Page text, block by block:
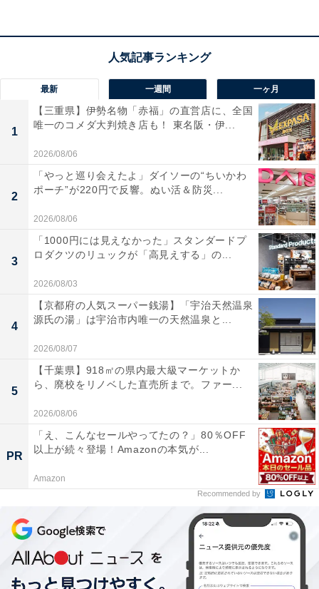
宿泊者からは「夕食の会席料理、朝食のバイキングどち
らも大変美味しかったです」「お風呂も泉質が良く癒さ
れました。小露天風呂が意外と景観が良くオススメ」と
いう声があがっています。黒部峡谷の絶景を眺めながら
寛ぎたい人や、こだわりの温泉と美味しい料理を味わい
たい人におすすめの宿です。
あわせて読みたい
【氷見温泉郷の人気ホテル】「なだうら温泉
元湯 磯波風」は源泉かけ流しの湯と日本海の
絶景が魅力
※掲載されている情報は記事公開時のものです。あらか
じめご了承ください。また、記事中の宿泊プランを予約
すると、売上の一部がオールアバウトに還元されること
があります。
この記事の執筆者：
All About ニュース お買
Amazonのセール商品から売れ筋ランキングまで、毎日のお買いも
のがもっと楽しく、もっとお得になる情報をお届け。編集部員によ
る独自レビューなど、ここでしか手に入らない情報も満載です。
...続きを読む
こちらもおすすめ
【楽天トラベルセール】群馬県「谷川温泉やど
莞山 KANZAN」が今だけ特別価格に！ たった6
室のみの静かな佇まいが魅力の宿【6月19日】
最新 一週間 一ヶ月
1
【三重県】伊勢名物「赤福」の直営店に、全国
唯一のコメダ大判焼き店も！ 東名阪・伊...
2026/08/06
2
「やっと巡り会えたよ」ダイソーの“ちいかわ
ポーチ”が220円で反響。ぬい活＆防災...
2026/08/06
3
「1000円には見えなかった」スタンダードプ
ロダクツのリュックが「高見えする」の...
2026/08/03
4
【京都府の人気スーパー銭湯】「宇治天然温泉
源氏の湯」は宇治市内唯一の天然温泉と...
2026/08/07
5
【千葉県】918㎡の県内最大級マーケットか
ら、廃校をリノベした直売所まで。ファー...
2026/08/06
PR
「え、こんなセールやってたの？」80％OFF
以上が続々登場！Amazonの本気が...
Amazon
Recommended by